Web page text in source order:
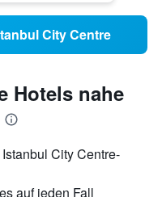
City Centre
Hotels nahe
City Centre-
auf jeden Fall